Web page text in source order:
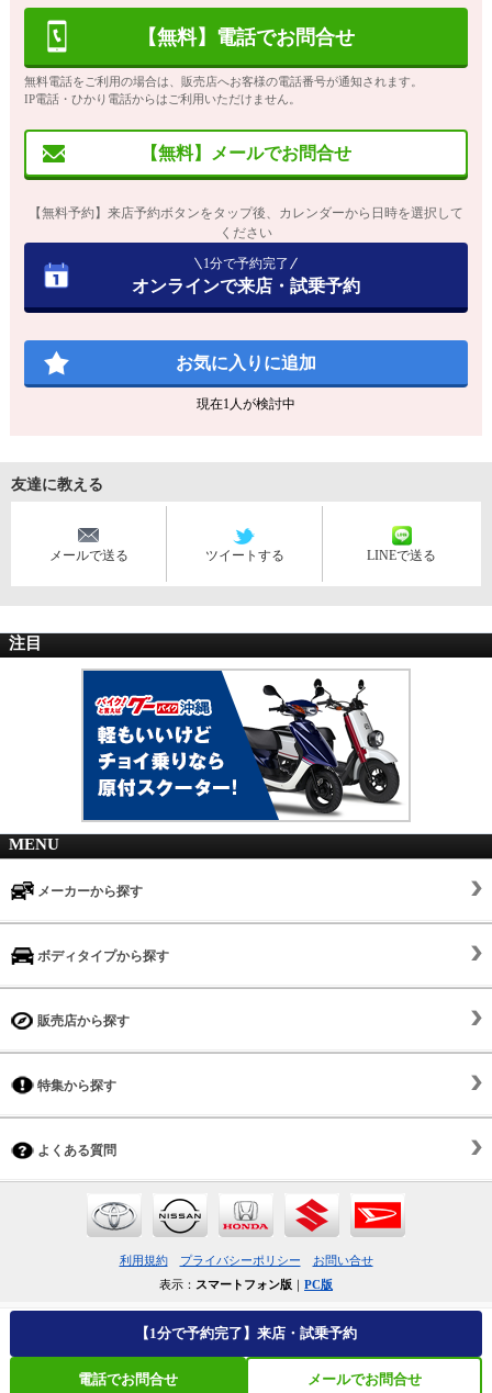
【無料】電話でお問合せ
無料電話をご利用の場合は、販売店へお客様の電話番号が通知されます。
IP電話・ひかり電話からはご利用いただけません。
【無料】メールでお問合せ
【無料予約】来店予約ボタンをタップ後、カレンダーから日時を選択して
ください
1分で予約完了
オンラインで来店・試乗予約
お気に入りに追加
現在1 人が検討中
友達に教える
メールで送る ツイートする LINEで送る
【1分で予約完了】来店・試乗予約
電話でお問合せ メールでお問合せ
注目
MENU
メーカーから探す
ボディタイプから探す
販売店から探す
特集から探す
よくある質問
利用規約 プライバシーポリシー
お問い合せ
表示： スマートフォン版 ｜ PC版